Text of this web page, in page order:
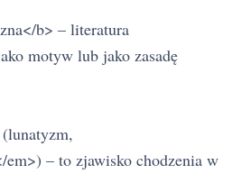
b> – literatura
motyw lub jako zasadę
em>) – to zjawisko chodzenia w